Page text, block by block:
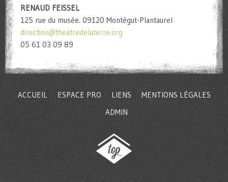
RENAUD FEISSEL
125 rue du musée. 09120 Montégut-Plantaurel
direction@theatredelaterre.org
05 61 03 09 89
ACCUEIL ESPACE PRO LIENS
MENTIONS LÉGALES
ADMIN